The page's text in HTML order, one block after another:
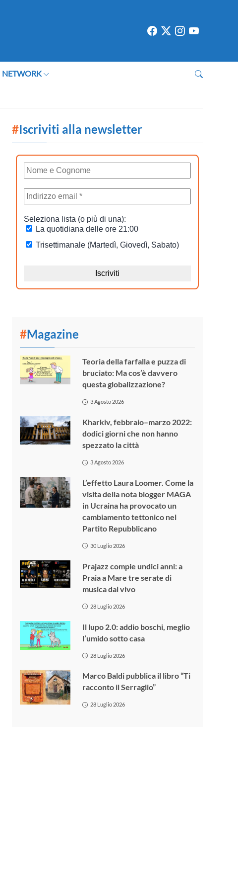
NETWORK
#Iscriviti alla newsletter
#Magazine
Teoria della farfalla e puzza di
bruciato: Ma cos’è davvero
questa globalizzazione?
3 Agosto 2026
Kharkiv, febbraio–marzo 2022:
dodici giorni che non hanno
spezzato la città
3 Agosto 2026
L’effetto Laura Loomer. Come la
visita della nota blogger MAGA
in Ucraina ha provocato un
cambiamento tettonico nel
Partito Repubblicano
30 Luglio 2026
Prajazz compie undici anni: a
Praia a Mare tre serate di
musica dal vivo
28 Luglio 2026
Il lupo 2.0: addio boschi, meglio
l’umido sotto casa
28 Luglio 2026
Marco Baldi pubblica il libro “Ti
racconto il Serraglio”
28 Luglio 2026